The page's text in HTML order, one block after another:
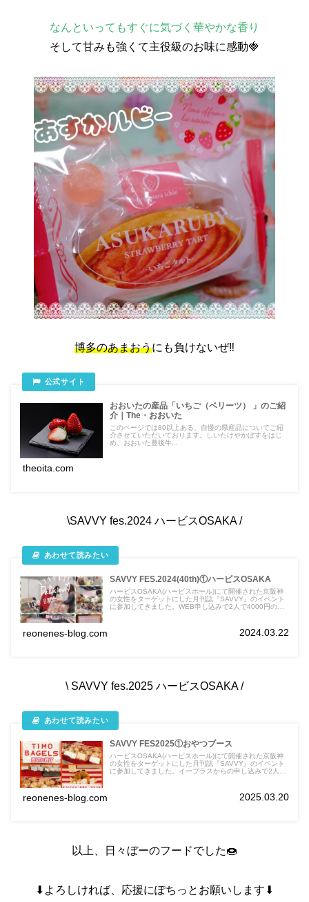
なんといってもすぐに気づく華やかな香り
そして甘みも強くて主役級のお味に感動🍓
博多のあまおうにも負けないぜ‼️
おおいたの産品「いちご（ベリーツ） 」のご紹
介｜The・おおいた
このページでは80以上ある、自慢の県産品についてご紹
介させていただいております。しいたけやかぼすをはじ
め、おおいた豊後牛...
theoita.com
\SAVVY fes.2024 ハービスOSAKA /
SAVVY FES.2024(40th)①ハービスOSAKA
ハービスOSAKA(ハービスホール)にて開催された京阪神
の女性をターゲットにした月刊誌『SAVVY』のイベント
に参加してきました。WEB申し込みで2人で4000円の電
たりしながら2時間楽しんできました。勿論、キャロット
ケーキもリサーチし突撃！無事にGETしてきました。
reonenes-blog.com 2024.03.22
\ SAVVY fes.2025 ハービスOSAKA /
SAVVY FES2025①おやつブース
ハービスOSAKA(ハービスホール)にて開催された京阪神
の女性をターゲットにした月刊誌『SAVVY』のイベント
に参加してきました。イープラスからの申し込みで2人で
に調べて15分前に突撃！無事にGETしてきました。
TIMO BAGELSさん、Bonny's Bake Shopさん、Senの
reonenes-blog.com 2025.03.20
以上、日々ぼーのフードでした🍩
⬇よろしければ、応援にぽちっとお願いします⬇